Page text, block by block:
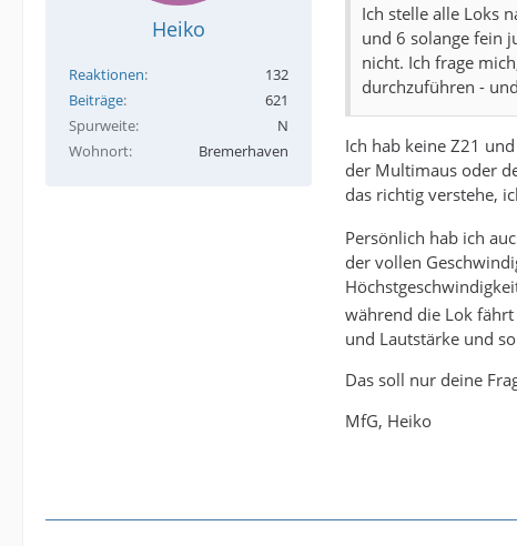
Heiko
Reaktionen
132
Beiträge
621
Spurweite
N
Wohnort
Bremerhaven
Ich stelle alle Loks
und 6 solange fein
nicht. Ich frage
durchzuführen -
Ich hab keine Z21
der Multimaus oder
das richtig verstehe,
Persönlich hab ich
der vollen
während die Lok fährt
und Lautstärke und
Das soll nur deine
MfG, Heiko